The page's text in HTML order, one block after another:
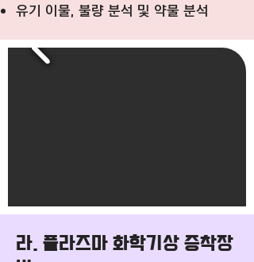
유기 이물, 불량 분석 및 약물 분석
라. 플라즈마 화학기상 증착장